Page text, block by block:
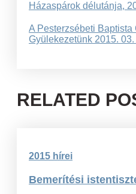
navigáció
Házaspárok délutánja,
A Pesterzsébeti
Gyülekezetünk 2015. 03.
RELATED
2015 hírei
Bemerítési